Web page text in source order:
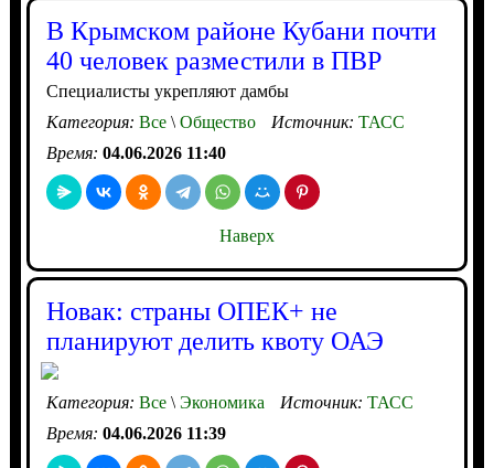
В Крымском районе Кубани почти
40 человек разместили в ПВР
Специалисты укрепляют дамбы
Категория: Все\Общество Источник: ТАСС
Время: 04.06.2026 11:40
Наверх
Новак: страны ОПЕК+ не
планируют делить квоту ОАЭ
Категория: Все\Экономика Источник: ТАСС
Время: 04.06.2026 11:39